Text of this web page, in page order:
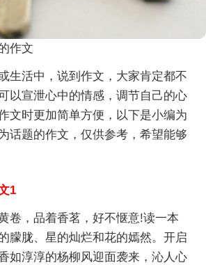
作文
生活中，说到作文，大家肯定都不
以宣泄心中的情感，调节自己的心
文时更加简单方便，以下是小编为
话题的作文，仅供参考，希望能够
1
卷，品着香茗，好不惬意!读一本
朦胧、星的灿烂和花的嫣然。开启
如淳淳的杨柳风迎面袭来，沁人心